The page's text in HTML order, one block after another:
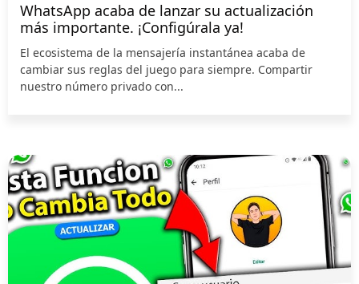
WhatsApp acaba de lanzar su actualización
más importante. ¡Configúrala ya!
El ecosistema de la mensajería instantánea acaba de
cambiar sus reglas del juego para siempre. Compartir
nuestro número privado con...